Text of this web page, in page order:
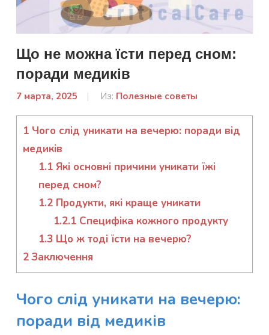
Що не можна їсти перед сном:
поради медиків
7 марта, 2025
От:
Из: Полезные советы
1 Чого слід уникати на вечерю: поради від
медиків
1.1Які основні причини уникати їжі
перед сном?
1.2Продукти, які краще уникати
1.2.1 Специфіка кожного продукту
1.3 Що ж тоді їсти на вечерю?
2Заключення
Чого слід уникати на вечерю:
поради від медиків